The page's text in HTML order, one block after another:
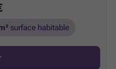
surface habitable